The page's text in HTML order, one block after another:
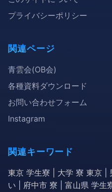
プライバシーポリシー
関連ページ
青雲会(OB会)
各種資料ダウンロード
お問い合わせフォーム
Instagram
関連キーワード
東京 学生寮 | 大学 寮 東京 |
い | 府中市 寮 | 富山県 学生